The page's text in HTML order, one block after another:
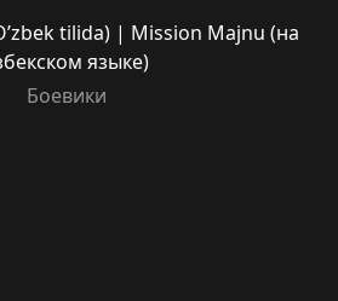
tilida) | Mission Majnu (на
языке)
Боевики